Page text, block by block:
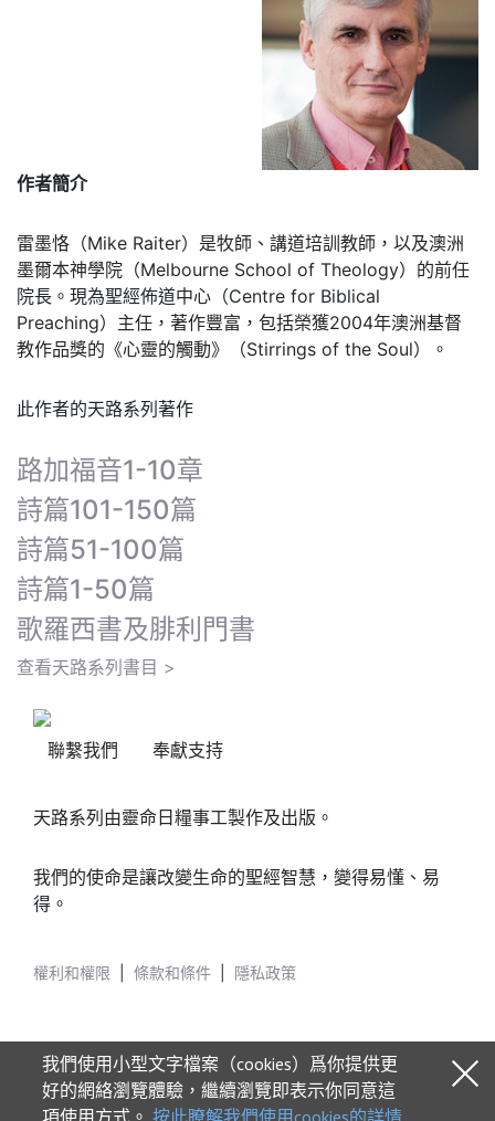
作者簡介
雷墨恪（Mike Raiter）是牧師、講道培訓教師，以及澳洲
墨爾本神學院（Melbourne School of Theology）的前任
院長。現為聖經佈道中心（Centre for Biblical
Preaching）主任，著作豐富，包括榮獲2004年澳洲基督
教作品獎的《心靈的觸動》（Stirrings of the Soul）。
此作者的天路系列著作
路加福音1-10章
詩篇101-150篇
詩篇51-100篇
詩篇1-50篇
歌羅西書及腓利門書
查看天路系列書目 >
聯繫我們 奉獻支持
天路系列由靈命日糧事工製作及出版。
我們的使命是讓改變生命的聖經智慧，變得易懂、易
得。
權利和權限 條款和條件 隱私政策
我們使用小型文字檔案（cookies）爲你提供更
好的網絡瀏覽體驗，繼續瀏覽即表示你同意這
項使用方式。 按此瞭解我們使用cookies的詳情